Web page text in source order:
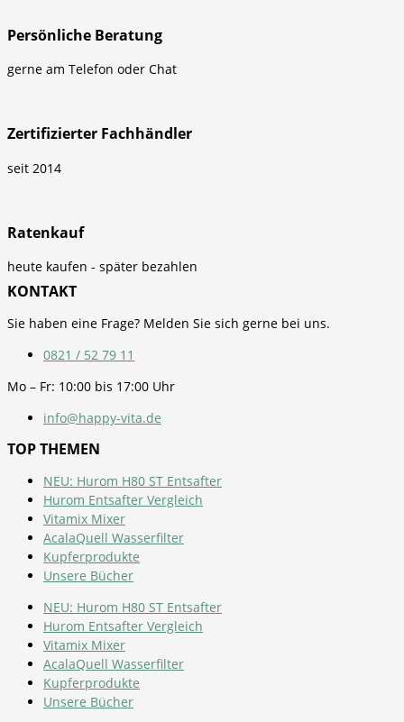
Persönliche Beratung
gerne am Telefon oder Chat
Zertifizierter Fachhändler
seit 2014
Ratenkauf
heute kaufen - später bezahlen
KONTAKT
Sie haben eine Frage? Melden Sie sich gerne bei uns.
0821 / 52 79 11
Mo – Fr: 10:00 bis 17:00 Uhr
info@happy-vita.de
TOP THEMEN
NEU: Hurom H80 ST Entsafter
Hurom Entsafter Vergleich
Vitamix Mixer
AcalaQuell Wasserfilter
Kupferprodukte
Unsere Bücher
NEU: Hurom H80 ST Entsafter
Hurom Entsafter Vergleich
Vitamix Mixer
AcalaQuell Wasserfilter
Kupferprodukte
Unsere Bücher